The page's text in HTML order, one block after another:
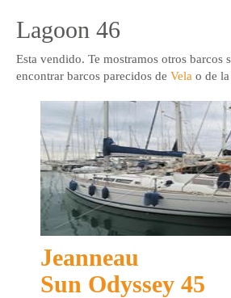
+ 34 93 636 22 11
Ver todos
Fantastico catamaran Lagoon 46 en
preparada para partir y
Lagoon 46
Esta vendido. Te mostramos otros barcos
encontrar barcos parecidos de Vela o de
Jeanneau
Sun Odyssey 45